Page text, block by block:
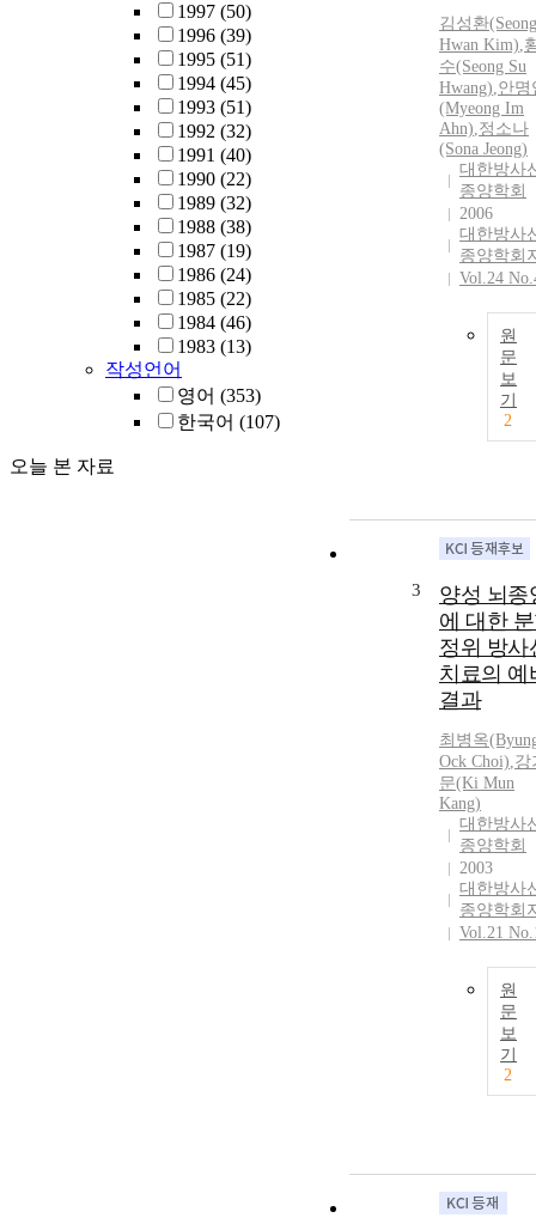
1997 (50)
1996 (39)
1995 (51)
1994 (45)
1993 (51)
1992 (32)
1991 (40)
1990 (22)
1989 (32)
1988 (38)
1987 (19)
1986 (24)
1985 (22)
1984 (46)
1983 (13)
작성언어
영어 (353)
한국어 (107)
오늘 본 자료
김성환(Seong
Hwan Kim),
수(Seong Su
Hwang),안명
(Myeong Im
Ahn),정소나
(Sona Jeong)
대한방사
종양학회
2006
대한방사
종양학회
Vol.24
원
문
보
기
2
3
양성 뇌종
에 대한
정위 방사
치료의 예
결과
최병옥
Ock Choi),강
문(Ki Mun
Kang)
대한방사
종양학회
2003
대한방사
종양학회
Vol.21
원
문
보
기
2